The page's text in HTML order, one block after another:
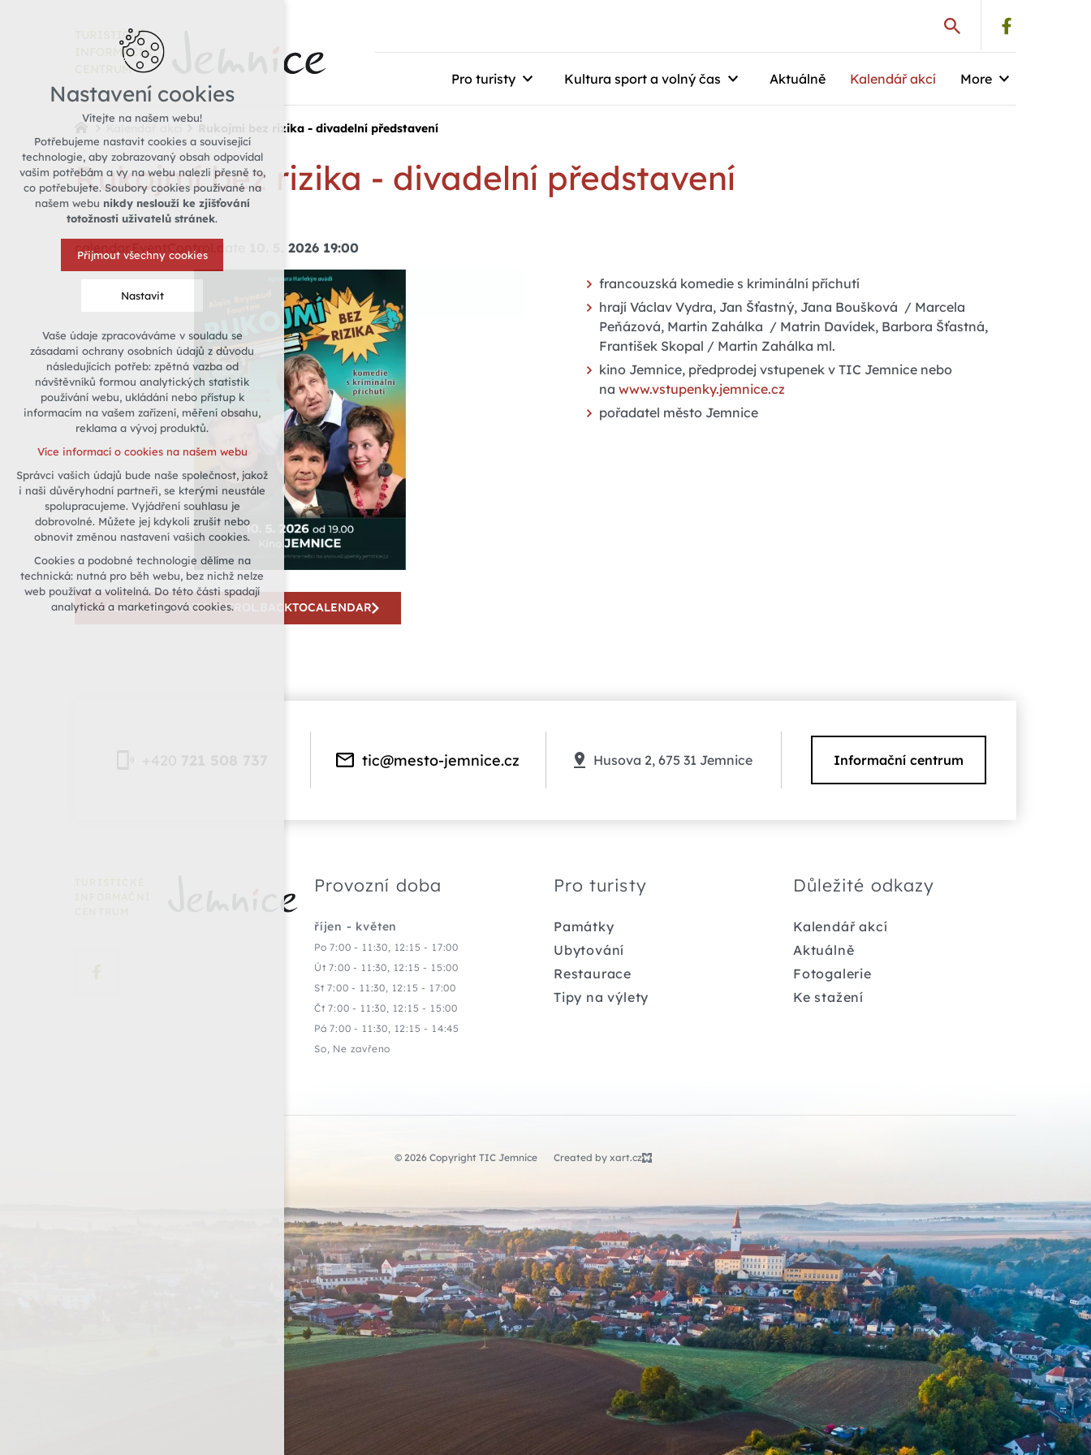
TURISTICKÉ
INFORMAČNÍ
CENTRUM
Pro turisty Kultura sport a volný čas Aktuálně Kalendář akcí More
Rukojmí bez rizika - divadelní představení
Rukojmí bez rizika - divadelní představení
calendar.EventControl.date 10. 5. 2026 19:00
francouzská komedie s kriminální příchutí
hrají Václav Vydra, Jan Šťastný, Jana Boušková / Marcela
Peňázová, Martin Zahálka / Matrin Davídek, Barbora Šťastná,
František Skopal / Martin Zahálka ml.
kino Jemnice, předprodej vstupenek v TIC Jemnice nebo
na www.vstupenky.jemnice.cz
pořadatel město Jemnice
CALENDAR.EVENTCONTROL.BACKTOCALENDAR
tic@mesto-jemnice.cz Husova 2, 675 31 Jemnice Informační centrum
Provozní doba
říjen - květen
Po 7:00 - 11:30, 12:15 - 17:00
Út 7:00 - 11:30, 12:15 - 15:00
St 7:00 - 11:30, 12:15 - 17:00
Čt 7:00 - 11:30, 12:15 - 15:00
Pá 7:00 - 11:30, 12:15 - 14:45
So, Ne zavřeno
Pro turisty
Památky
Ubytování
Restaurace
Tipy na výlety
Důležité odkazy
Kalendář akcí
Aktuálně
Fotogalerie
Ke stažení
© 2026 Copyright TIC Jemnice Created by xart.cz
Nastavení cookies
Vítejte na našem webu!
Potřebujeme nastavit cookies a související
technologie, aby zobrazovaný obsah odpovídal
vašim potřebám a vy na webu nalezli přesně to,
co potřebujete. Soubory cookies používané na
našem webu nikdy neslouží ke zjišťování
totožnosti uživatelů stránek.
Přijmout všechny cookies
Nastavit
Technická cookies
nutná pro provozování webu
udržení kontextu stránek (session):
případná přihlášení, volby jazyka, apod.
Volitelná cookies
vyhodnocení návštěvnosti
marketingová cookies (Google)
Více informací o cookies na našem webu
Odmítnout vše
Vaše údaje zpracováváme v souladu se
zásadami ochrany osobních údajů z důvodu
následujících potřeb: zpětná vazba od
návštěvníků formou analytických statistik
používání webu, ukládání nebo přístup k
informacím na vašem zařízení, měření obsahu,
reklama a vývoj produktů.
Více informací o cookies na našem webu
Správci vašich údajů bude naše společnost, jakož
i naši důvěryhodní partneři, se kterými neustále
spolupracujeme. Vyjádření souhlasu je
dobrovolné. Můžete jej kdykoli zrušit nebo
obnovit změnou nastavení vašich cookies.
Cookies a podobné technologie dělíme na
technická: nutná pro běh webu, bez nichž nelze
web používat a volitelná. Do této části spadají
analytická a marketingová cookies.